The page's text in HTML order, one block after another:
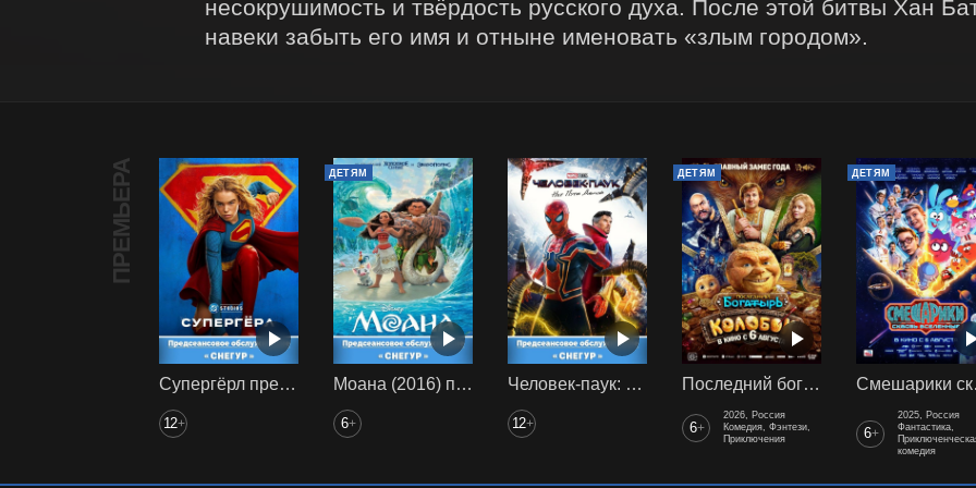
несокрушимость и твёрдость русского духа. После этой битвы Хан
навеки забыть его имя и отныне именовать «злым городом».
ПРЕМЬЕРА
Супергёрл предс. обсл. Снегур
12+
ДЕТЯМ
Моана (2016) предс. обсл. Снегур
6+
Человек-паук: Нет пути домой (2021) предс. обсл. Снегур
12+
ДЕТЯМ
Последний богатырь. Колобок
6+
2026, Россия
Комедия, Фэнтези,
Приключения
ДЕТЯМ
6+
2025, Россия
Фантастика,
комедия